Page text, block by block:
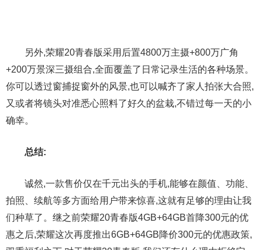
另外,荣耀20青春版采用后置4800万主摄+800万广角
+200万景深三摄组合,全面覆盖了日常记录生活的各种场景。
你可以透过窗捕捉窗外的风景,也可以喊齐了家人拍张大合照,
又或者将镜头对准悉心照料了好久的盆栽,不错过每一天的小
确幸。
总结:
诚然,一款售价仅在千元出头的手机,能够在颜值、功能、
拍照、续航等多方面给用户带来惊喜,这就有足够的理由让我
们种草了。继之前荣耀20青春版4GB+64GB首降300元的优
惠之后,荣耀这次再度推出6GB+64GB降价300元的优惠政策,